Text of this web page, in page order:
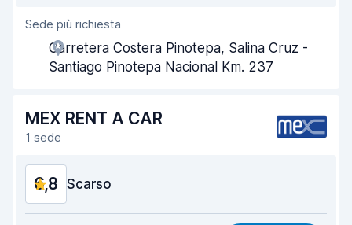
Gentilezza degli agenti
Rapidità del ritiro
Pulizia del veicolo 6,9
Condizioni dell'auto
Sede più richiesta
Carretera Costera Pinotepa, Salina Cruz -
Santiago Pinotepa Nacional Km. 237
MEX RENT A CAR
1 sede
6,8 Scarso